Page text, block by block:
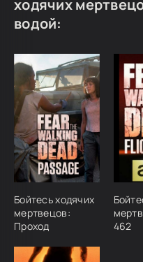
ходячих
водой:
Бойтесь ходячих
мертвецов:
Проход
462